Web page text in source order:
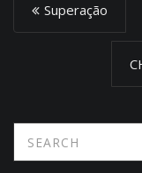
o
n
Superação